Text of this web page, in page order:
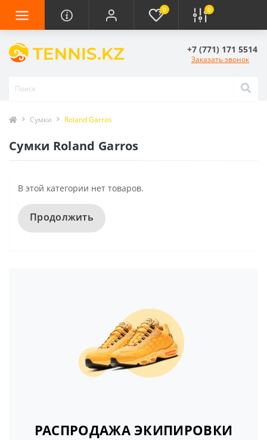
0 0
+7 (771) 171 5514
Заказать звонок
Сумки Roland Garros
Сумки Roland Garros
В этой категории нет товаров.
Продолжить
РАСПРОДАЖА ЭКИПИРОВКИ